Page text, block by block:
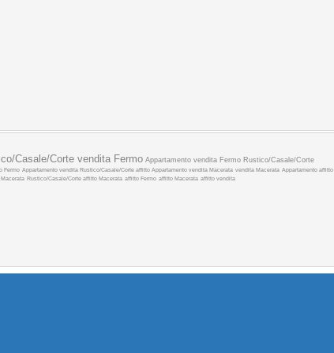
Casale/Corte vendita Fermo Appartamento vendita Fermo Rustico/Casale/Corte
Fermo Appartamento vendita Rustico/Casale/Corte affitto Appartamento vendita Macerata vendita Macerata Appartamento affitto
Rustico/Casale/Corte affitto Macerata affitto Fermo affitto Macerata affitto vendita